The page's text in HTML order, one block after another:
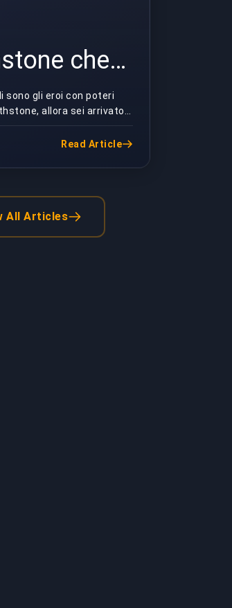
che
una
sono gli eroi con poteri
allora sei arrivato
È fondamentale
da sa...
Read Article
All Articles